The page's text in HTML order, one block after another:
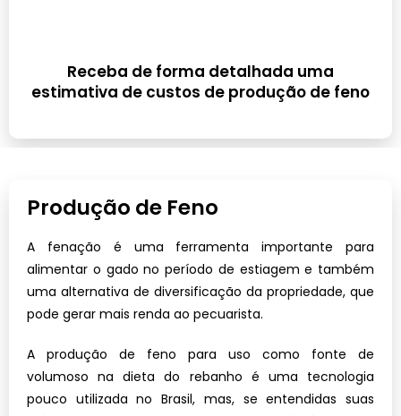
Receba de forma detalhada uma
estimativa de custos de produção de feno
Produção de Feno
A fenação é uma ferramenta importante para
alimentar o gado no período de estiagem e também
uma alternativa de diversificação da propriedade, que
pode gerar mais renda ao pecuarista.
A produção de feno para uso como fonte de
volumoso na dieta do rebanho é uma tecnologia
pouco utilizada no Brasil, mas, se entendidas suas